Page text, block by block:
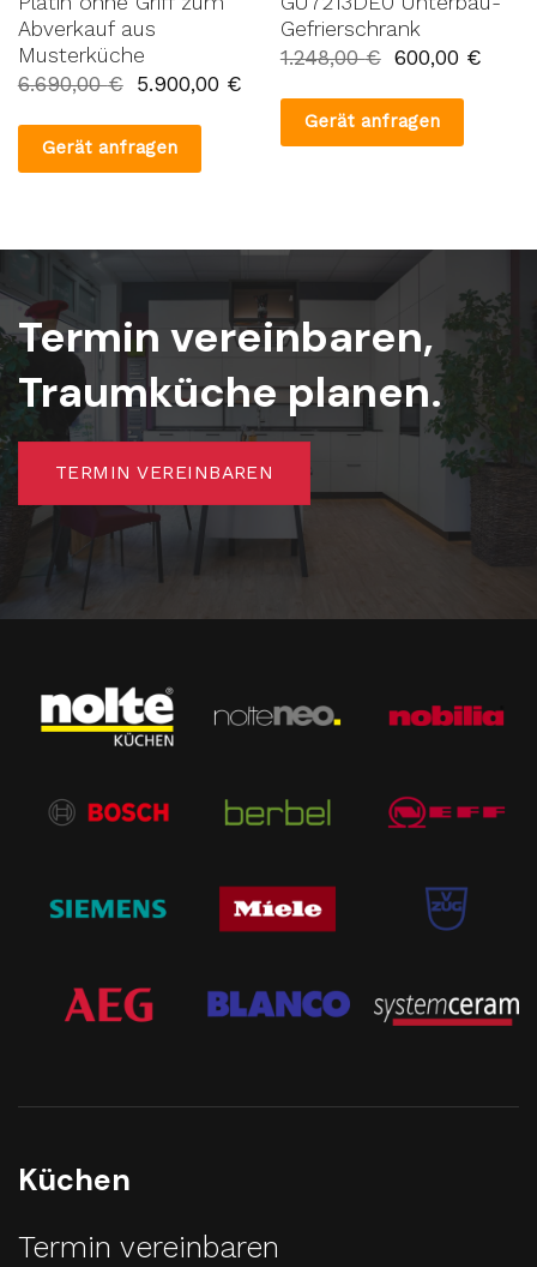
Abverkauf aus
Musterküche
6.690,00€ 5.900,00 €
Gerät anfragen
Gefrierschrank
1.248,00€ 600,00 €
Gerät anfragen
Termin vereinbaren,
Traumküche planen.
TERMIN VEREINBAREN
Küchen
Termin vereinbaren